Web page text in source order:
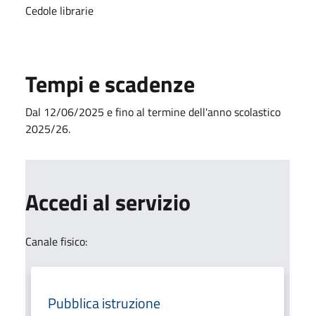
Cedole librarie
Tempi e scadenze
Dal 12/06/2025 e fino al termine dell'anno scolastico
2025/26.
Accedi al servizio
Canale fisico:
Pubblica istruzione